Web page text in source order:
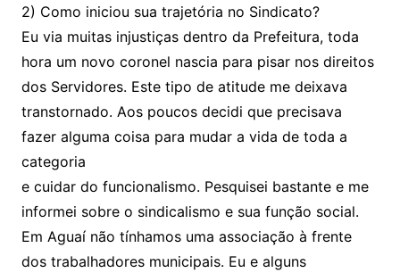
2) Como iniciou sua trajetória no Sindicato?
Eu via muitas injustiças dentro da Prefeitura, toda
hora um novo coronel nascia para pisar nos direitos
dos Servidores. Este tipo de atitude me deixava
transtornado. Aos poucos decidi que precisava
fazer alguma coisa para mudar a vida de toda a
categoria
e cuidar do funcionalismo. Pesquisei bastante e me
informei sobre o sindicalismo e sua função social.
Em Aguaí não tínhamos uma associação à frente
dos trabalhadores municipais. Eu e alguns